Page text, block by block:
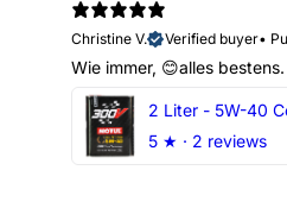
Christine V.
Verified buyer•
Wie immer, 😊alles
5 ★ · 2 reviews